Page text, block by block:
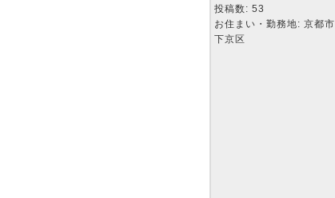
投稿数: 53
お住まい・勤務地: 京都市
下京区